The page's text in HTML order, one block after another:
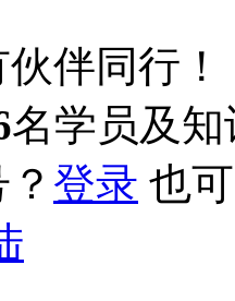
伴同行！
名学员及
登录 也